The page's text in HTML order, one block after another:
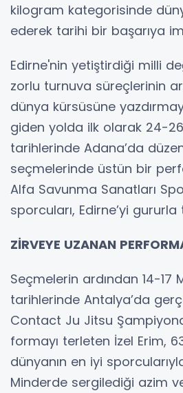
kilogram kategorisinde
ederek tarihi bir başarıya
Edirne'nin yetiştirdiği milli
zorlu turnuva süreçlerinin
dünya kürsüsüne
giden yolda ilk olarak 24-
tarihlerinde Adana’da
seçmelerinde üstün bir
Alfa Savunma Sanatları
sporcuları, Edirne’yi
ZİRVEYE UZANAN
Seçmelerin ardından 14-17
tarihlerinde Antalya’da
Contact Ju Jitsu
formayı terleten İzel Erim,
dünyanın en iyi
Minderde sergilediği azim